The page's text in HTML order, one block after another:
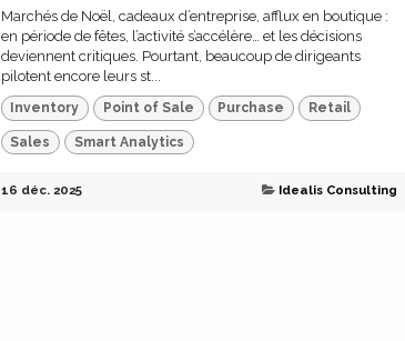
Marchés de Noël, cadeaux d’entreprise, afflux en boutique :
en période de fêtes, l’activité s’accélère… et les décisions
deviennent critiques. Pourtant, beaucoup de dirigeants
pilotent encore leurs st...
Inventory Point of Sale Purchase Retail
Sales Smart Analytics
16 déc. 2025 Idealis Consulting